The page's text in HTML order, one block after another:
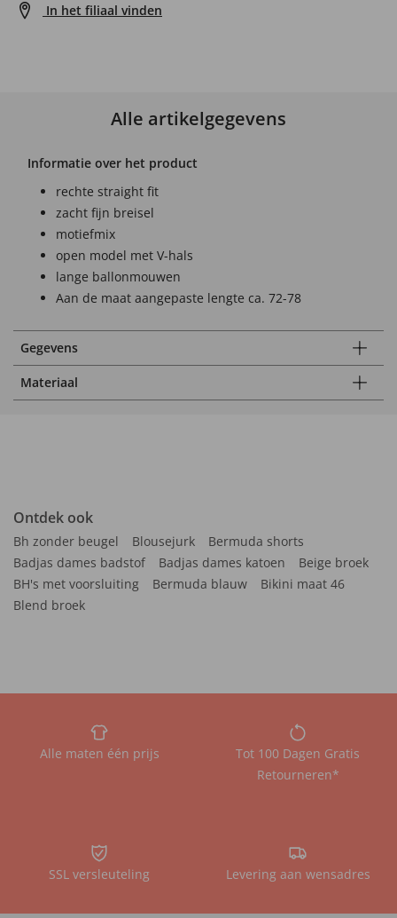
In het filiaal vinden
Alle artikelgegevens
Informatie over het product
rechte straight fit
zacht fijn breisel
motiefmix
open model met V-hals
lange ballonmouwen
Aan de maat aangepaste lengte ca. 72-78
Gegevens
Materiaal
Ontdek ook
Bh zonder beugel Blousejurk
Bermuda shorts
Badjas dames badstof
Badjas dames katoen
Beige broek
BH's met voorsluiting
Bermuda blauw
Bikini maat 46
Blend broek
Alle maten één prijs
Tot 100 Dagen Gratis
Retourneren*
SSL versleuteling Levering aan wensadres